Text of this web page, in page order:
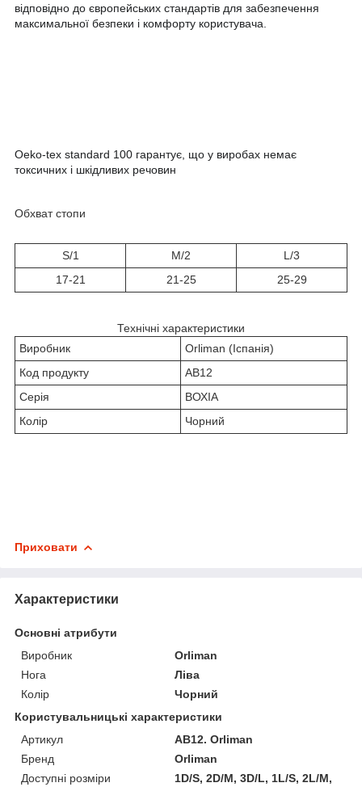
відповідно до європейських стандартів для забезпечення
максимальної безпеки і комфорту користувача.
Oeko-tex standard 100 гарантує, що у виробах немає
токсичних і шкідливих речовин
Обхват стопи
S/1 M/2
L/3
17-21
21-25 25-29
Технічні характеристики
Виробник
Orliman (Іспанія)
Код продукту
AB12
Серія
ВОХІА
Колір
Чорний
Приховати
Характеристики
Основні атрибути
Виробник
Orliman
Нога
Ліва
Колір
Чорний
Користувальницькі характеристики
Артикул
AB12. Orliman
Бренд
Orliman
Доступні розміри
1D/S, 2D/M, 3D/L, 1L/S, 2L/M,